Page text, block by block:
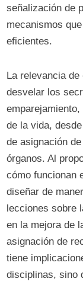
señalización de
mecanismos
eficientes.
La relevancia
desvelar los
de la vida,
de asignación
órganos. Al
cómo funcionan
diseñar de
lecciones sobre
en la mejora de
asignación de
tiene
disciplinas, sino